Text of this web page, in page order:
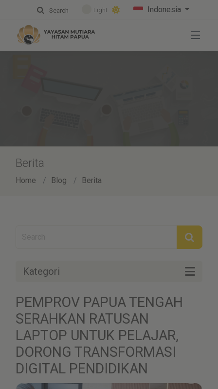
Search Light Indonesia
Berita
Home Blog Berita
Kategori
PEMPROV PAPUA TENGAH
SERAHKAN RATUSAN
LAPTOP UNTUK PELAJAR,
DORONG TRANSFORMASI
DIGITAL PENDIDIKAN